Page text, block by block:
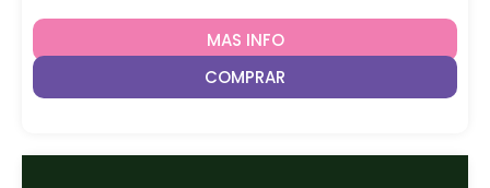
MAS INFO
COMPRAR